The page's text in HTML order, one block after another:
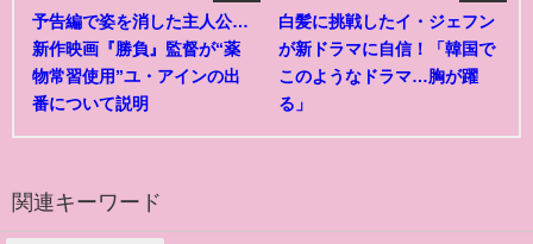
予告編で姿を消した主人公…
新作映画『勝負』監督が“薬
物常習使用”ユ・アインの出
番について説明
白髪に挑戦したイ・ジェフン
が新ドラマに自信！「韓国で
このようなドラマ…胸が躍
る」
関連キーワード